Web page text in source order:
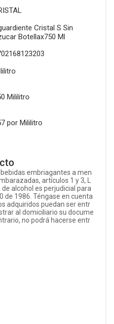
Cristal S Sin
Botellax750 Ml
Mililitro
por Mililitro
embriagantes a men
artículos 1 y 3, L
de alcohol es perjudicial para
de 1986. Téngase en cuenta
adquiridos puedan ser entr
al domiciliario su docume
no podrá hacerse entr